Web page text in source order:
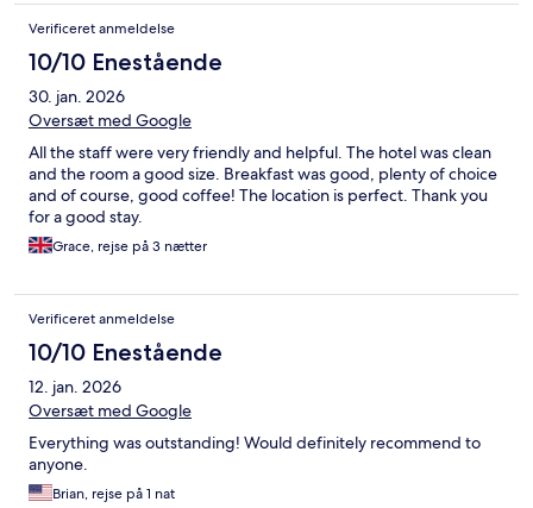
Verificeret anmeldelse
10/10 Enestående
30. jan. 2026
Oversæt med Google
All the staff were very friendly and helpful. The hotel was clean
and the room a good size. Breakfast was good, plenty of choice
and of course, good coffee! The location is perfect. Thank you
for a good stay.
Grace, rejse på 3 nætter
Verificeret anmeldelse
10/10 Enestående
12. jan. 2026
Oversæt med Google
Everything was outstanding! Would definitely recommend to
anyone.
Brian, rejse på 1 nat